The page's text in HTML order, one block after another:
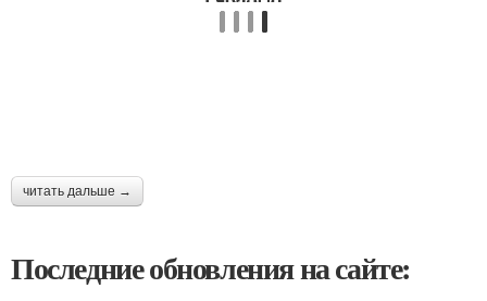
читать дальше →
Последние обновления на сайте: